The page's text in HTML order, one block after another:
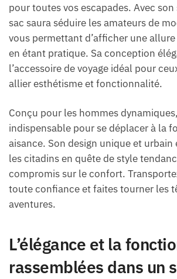
pour toutes vos escapades. Avec
sac saura séduire les amateurs de
vous permettant d’afficher une
en étant pratique. Sa conception
l’accessoire de voyage idéal pour
allier esthétisme et fonctionnalité.
Conçu pour les hommes
indispensable pour se déplacer à la
aisance. Son design unique et
les citadins en quête de style
compromis sur le confort.
toute confiance et faites tourner les
aventures.
L’élégance et la
rassemblées dans un